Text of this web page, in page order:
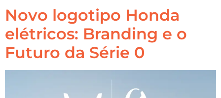
Novo logotipo Honda
elétricos: Branding e o
Futuro da Série 0